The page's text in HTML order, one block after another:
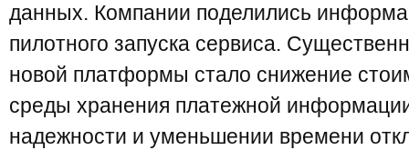
данных. Компании поделились
пилотного запуска сервиса.
новой платформы стало снижение
среды хранения платежной
надежности и уменьшении времени